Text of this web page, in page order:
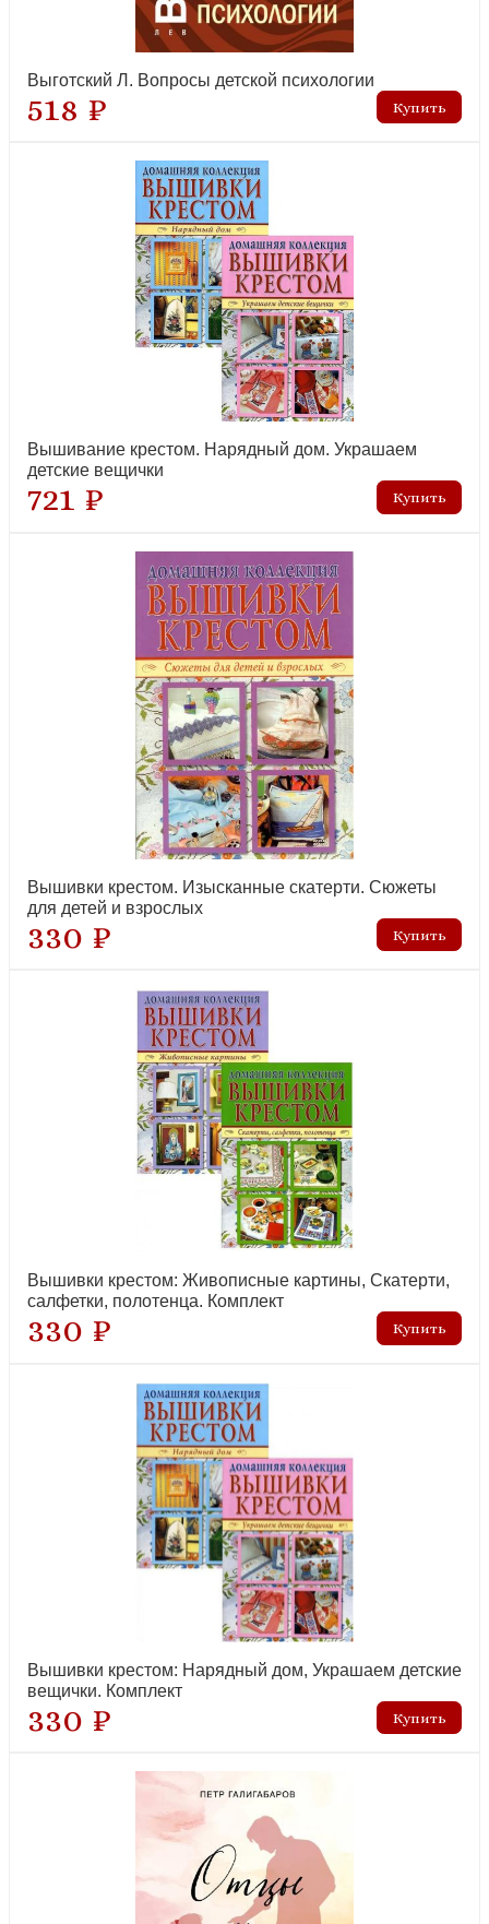
Выготский Л. Вопросы детской психологии
518 ₽
Вышивание крестом. Нарядный дом. Украшаем
детские вещички
721 ₽
Вышивки крестом. Изысканные скатерти. Сюжеты
для детей и взрослых
330 ₽
Вышивки крестом: Живописные картины, Скатерти,
салфетки, полотенца. Комплект
330 ₽
Вышивки крестом: Нарядный дом, Украшаем детские
вещички. Комплект
330 ₽